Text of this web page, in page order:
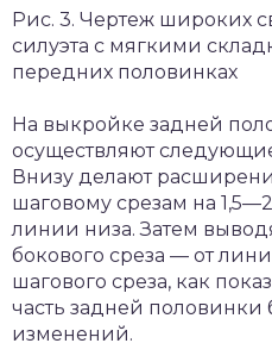
Рис. 3. Чертеж широких
силуэта с мягкими
передних половинках
На выкройке задней
осуществляют
Внизу делают
шаговому срезам на
линии низа. Затем
бокового среза — от
шагового среза, как
часть задней половинки
изменений.